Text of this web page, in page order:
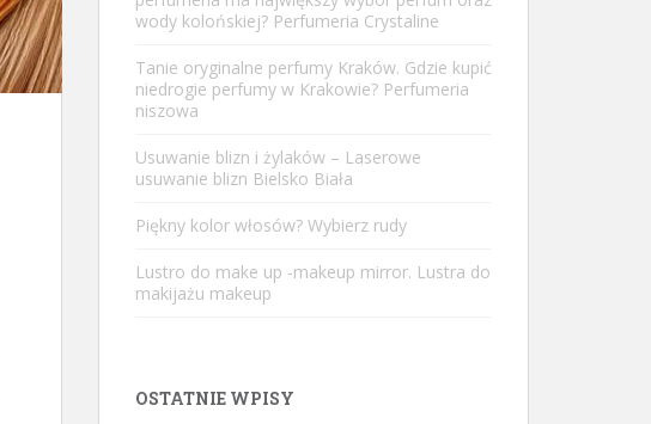
wody kolońskiej? Perfumeria Crystaline
Tanie oryginalne perfumy Kraków. Gdzie kupić
niedrogie perfumy w Krakowie? Perfumeria
niszowa
Usuwanie blizn i żylaków – Laserowe
usuwanie blizn Bielsko Biała
Piękny kolor włosów? Wybierz rudy
Lustro do make up -makeup mirror. Lustra do
makijażu makeup
OSTATNIE WPISY